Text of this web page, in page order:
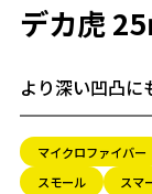
デカ虎
より深い凹凸に
マイクロファイバー
スモール
スマ